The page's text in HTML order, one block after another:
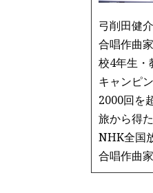
弓削田健
合唱作曲
校4年生・
キャンピ
2000回を
旅から得
NHK全国
合唱作曲